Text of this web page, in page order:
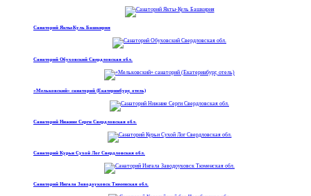
Санаторий Якты-Куль Башкирия
Санаторий Обуховский Свердловская обл.
«Мельковский» санаторий (Екатеринбург, отель)
Санаторий Нижние Серги Свердловская обл.
Санаторий Курьи Сухой Лог Свердловская обл.
Санаторий Ингала Заводоуковск Тюменская обл.